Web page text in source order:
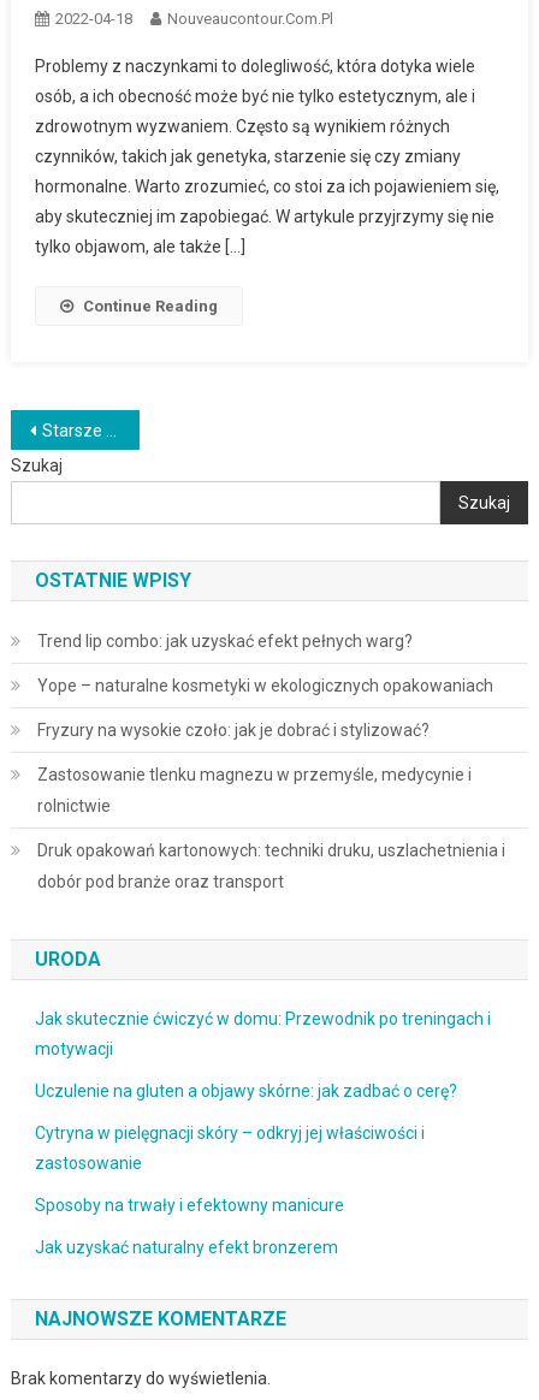
2022-04-18 Nouveaucontour.com.pl
Problemy z naczynkami to dolegliwość, która dotyka wiele
osób, a ich obecność może być nie tylko estetycznym, ale i
zdrowotnym wyzwaniem. Często są wynikiem różnych
czynników, takich jak genetyka, starzenie się czy zmiany
hormonalne. Warto zrozumieć, co stoi za ich pojawieniem się,
aby skuteczniej im zapobiegać. W artykule przyjrzymy się nie
tylko objawom, ale także […]
Continue Reading
Nawigacja
po
wpisach
Starsze wpisy
Szukaj
Szukaj
OSTATNIE WPISY
Trend lip combo: jak uzyskać efekt pełnych warg?
Yope – naturalne kosmetyki w ekologicznych opakowaniach
Fryzury na wysokie czoło: jak je dobrać i stylizować?
Zastosowanie tlenku magnezu w przemyśle, medycynie i
rolnictwie
Druk opakowań kartonowych: techniki druku, uszlachetnienia i
dobór pod branże oraz transport
URODA
Jak skutecznie ćwiczyć w domu: Przewodnik po treningach i
motywacji
Uczulenie na gluten a objawy skórne: jak zadbać o cerę?
Cytryna w pielęgnacji skóry – odkryj jej właściwości i
zastosowanie
Sposoby na trwały i efektowny manicure
Jak uzyskać naturalny efekt bronzerem
NAJNOWSZE KOMENTARZE
Brak komentarzy do wyświetlenia.